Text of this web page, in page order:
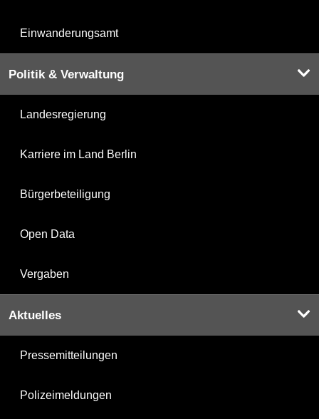
Einwanderungsamt
Politik & Verwaltung
Landesregierung
Karriere im Land Berlin
Bürgerbeteiligung
Open Data
Vergaben
Aktuelles
Pressemitteilungen
Polizeimeldungen